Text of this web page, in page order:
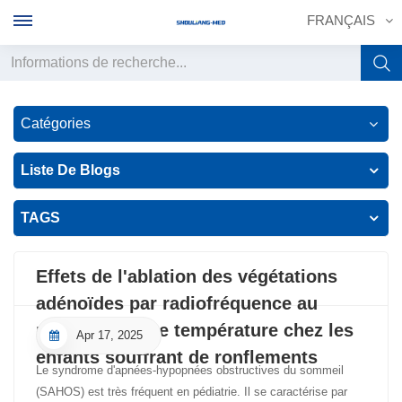
FRANÇAIS
English
français
Deutsch
italiano
español
中文
Catégories
Liste De Blogs
TAGS
Effets de l'ablation des végétations
adénoïdes par radiofréquence au
plasma à basse température chez les
enfants souffrant de ronflements
Apr 17, 2025
Le syndrome d'apnées-hypopnées obstructives du sommeil
(SAHOS) est très fréquent en pédiatrie. Il se caractérise par